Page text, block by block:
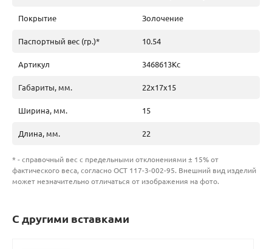
Покрытие Золочение
Паспортный вес (гр.)* 10.54
Артикул 3468613Кс
Габариты, мм. 22х17х15
Ширина, мм. 15
Длина, мм. 22
* - справочный вес с предельными отклонениями ± 15% от
фактического веса, согласно ОСТ 117-3-002-95. Внешний вид изделий
может незначительно отличаться от изображения на фото.
С другими вставками